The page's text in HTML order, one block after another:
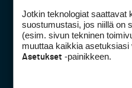
DSA
Jotkin teknologiat saattavat
suostumustasi, jos niillä on
(esim. sivun tekninen
muuttaa kaikkia
Asetukset -painikkeen.